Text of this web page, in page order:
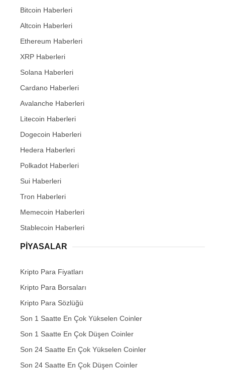
Bitcoin Haberleri
Altcoin Haberleri
Ethereum Haberleri
XRP Haberleri
Solana Haberleri
Cardano Haberleri
Avalanche Haberleri
Litecoin Haberleri
Dogecoin Haberleri
Hedera Haberleri
Polkadot Haberleri
Sui Haberleri
Tron Haberleri
Memecoin Haberleri
Stablecoin Haberleri
PIYASALAR
Kripto Para Fiyatları
Kripto Para Borsaları
Kripto Para Sözlüğü
Son 1 Saatte En Çok Yükselen Coinler
Son 1 Saatte En Çok Düşen Coinler
Son 24 Saatte En Çok Yükselen Coinler
Son 24 Saatte En Çok Düşen Coinler